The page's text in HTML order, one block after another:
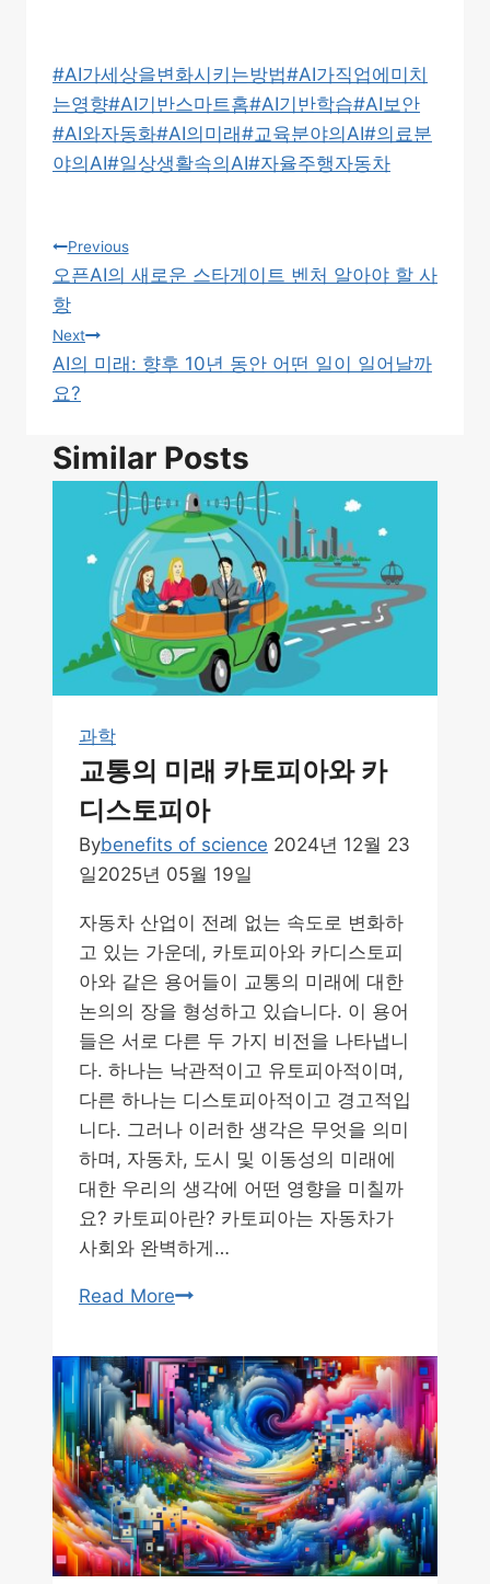
Post
Tags:
#AI가세상을변화시키는방법#AI가직업에미치
는영향#AI기반스마트홈#AI기반학습#AI보안
#AI와자동화#AI의미래#교육분야의AI#의료분
야의AI#일상생활속의AI#자율주행자동차
글
탐
색
Previous
오픈AI의 새로운 스타게이트 벤처 알아야 할 사
항
Next
AI의 미래: 향후 10년 동안 어떤 일이 일어날까
요?
Similar Posts
과학
교통의 미래 카토피아와 카
디스토피아
Bybenefits of science 2024년 12월 23
일2025년 05월 19일
자동차 산업이 전례 없는 속도로 변화하
고 있는 가운데, 카토피아와 카디스토피
아와 같은 용어들이 교통의 미래에 대한
논의의 장을 형성하고 있습니다. 이 용어
들은 서로 다른 두 가지 비전을 나타냅니
다. 하나는 낙관적이고 유토피아적이며,
다른 하나는 디스토피아적이고 경고적입
니다. 그러나 이러한 생각은 무엇을 의미
하며, 자동차, 도시 및 이동성의 미래에
대한 우리의 생각에 어떤 영향을 미칠까
요? 카토피아란? 카토피아는 자동차가
사회와 완벽하게…
Read More교
의
미
래
카
토
피
아
와